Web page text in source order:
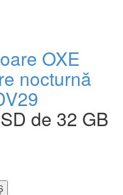
OXE
nocturnă
de 32 GB